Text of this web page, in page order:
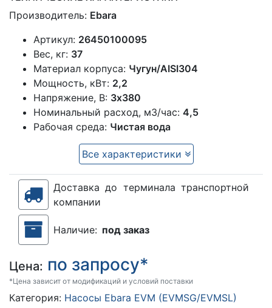
Производитель: Ebara
Артикул: 26450100095
Вес, кг: 37
Материал корпуса: Чугун/AISI304
Мощность, кВт: 2,2
Напряжение, В: 3х380
Номинальный расход, м3/час: 4,5
Рабочая среда: Чистая вода
Все характеристики
Доставка до терминала транспортной
компании
Наличие: под заказ
Цена: по запросу*
*Цена зависит от модификаций и условий поставки
Категория: Насосы Ebara EVM (EVMSG/EVMSL)